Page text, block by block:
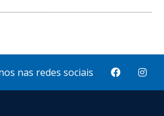
nas redes sociais